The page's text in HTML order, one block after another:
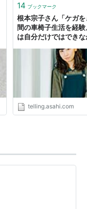
14 ブックマーク
根本宗子さん「ケガ
間の車椅子生活を経
は自分だけではでき
telling.asahi.com